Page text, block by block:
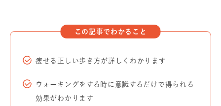
この記事でわかること
痩せる正しい歩き方が詳しくわかります
ウォーキングをする時に意識するだけで得られる
効果がわかります